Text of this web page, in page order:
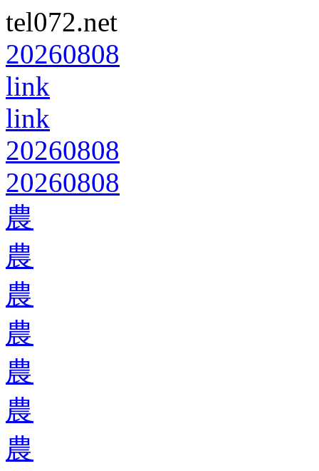
tel072.net
20260808
link
link
20260808
20260808
農
農
農
農
農
農
農